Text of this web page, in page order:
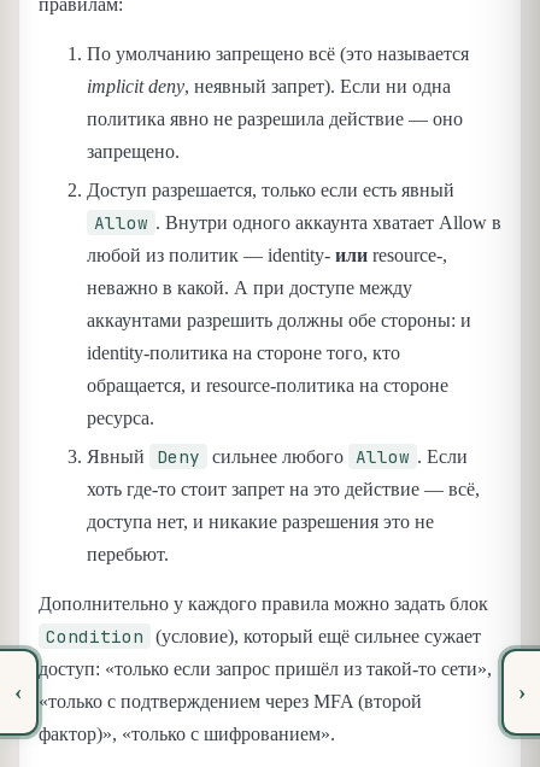
‹
правилам:
По умолчанию запрещено всё (это называется
implicit deny, неявный запрет). Если ни одна
политика явно не разрешила действие — оно
запрещено.
Доступ разрешается, только если есть явный
Allow . Внутри одного аккаунта хватает Allow в
любой из политик — identity- или resource-,
неважно в какой. А при доступе между
аккаунтами разрешить должны обе стороны: и
identity-политика на стороне того, кто
обращается, и resource-политика на стороне
ресурса.
Явный
Deny сильнее любого Allow . Если
хоть где-то стоит запрет на это действие — всё,
доступа нет, и никакие разрешения это не
перебьют.
Дополнительно у каждого правила можно задать блок
Condition
(условие), который ещё сильнее сужает
доступ: «только если запрос пришёл из такой-то сети»,
«только с подтверждением через MFA (второй
фактор)», «только с шифрованием».
›